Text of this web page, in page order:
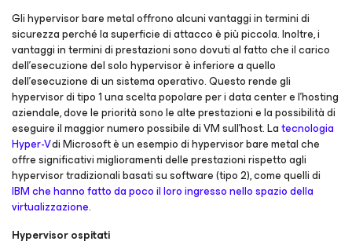
Gli hypervisor bare metal offrono alcuni vantaggi in termini di
sicurezza perché la superficie di attacco è più piccola. Inoltre, i
vantaggi in termini di prestazioni sono dovuti al fatto che il carico
dell'esecuzione del solo hypervisor è inferiore a quello
dell'esecuzione di un sistema operativo. Questo rende gli
hypervisor di tipo 1 una scelta popolare per i data center e l'hosting
aziendale, dove le priorità sono le alte prestazioni e la possibilità di
eseguire il maggior numero possibile di VM sull'host. Latecnologia
Hyper-Vdi Microsoft è un esempio di hypervisor bare metal che
offre significativi miglioramenti delle prestazioni rispetto agli
hypervisor tradizionali basati su software (tipo 2), come quelli di
IBM che hanno fatto da poco il loro ingresso nello spazio della
virtualizzazione.
Hypervisor ospitati